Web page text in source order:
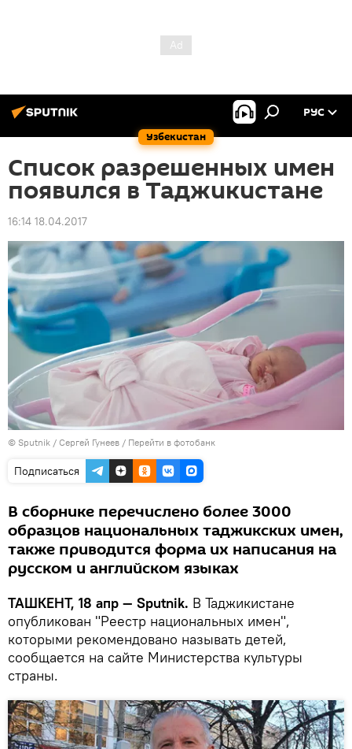
Узбекистан
РУС
Список разрешенных имен
появился в Таджикистане
16:14 18.04.2017
© Sputnik / Сергей Гунеев / Перейти в фотобанк
Подписаться
В сборнике перечислено более 3000
образцов национальных таджикских имен,
также приводится форма их написания на
русском и английском языках
ТАШКЕНТ, 18 апр — Sputnik. В Таджикистане
опубликован "Реестр национальных имен",
которыми рекомендовано называть детей,
сообщается на сайте Министерства культуры
страны.